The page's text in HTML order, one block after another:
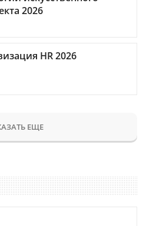
2026
HR 2026
ЕЩЕ